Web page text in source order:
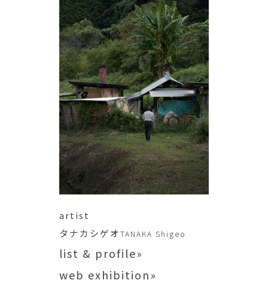
artist
タナカシゲオTANAKA Shigeo
list & profile»
web exhibition»